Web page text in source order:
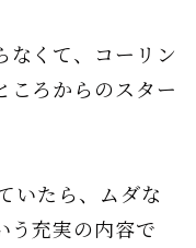
なくて、コーリン
ころからのスター
いたら、ムダな
う充実の内容で